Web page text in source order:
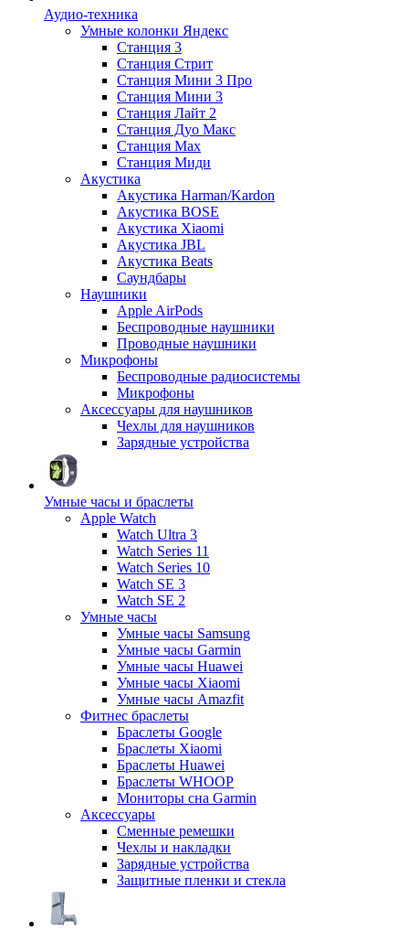
Аудио-техника
Умные колонки Яндекс
Станция 3
Станция Стрит
Станция Мини 3 Про
Станция Мини 3
Станция Лайт 2
Станция Дуо Макс
Станция Max
Станция Миди
Акустика
Акустика Harman/Kardon
Акустика BOSE
Акустика Xiaomi
Акустика JBL
Акустика Beats
Саундбары
Наушники
Apple AirPods
Беспроводные наушники
Проводные наушники
Микрофоны
Беспроводные радиосистемы
Микрофоны
Аксессуары для наушников
Чехлы для наушников
Зарядные устройства
Умные часы и браслеты
Apple Watch
Watch Ultra 3
Watch Series 11
Watch Series 10
Watch SE 3
Watch SE 2
Умные часы
Умные часы Samsung
Умные часы Garmin
Умные часы Huawei
Умные часы Xiaomi
Умные часы Amazfit
Фитнес браслеты
Браслеты Google
Браслеты Xiaomi
Браслеты Huawei
Браслеты WHOOP
Мониторы сна Garmin
Аксессуары
Сменные ремешки
Чехлы и накладки
Зарядные устройства
Защитные пленки и стекла